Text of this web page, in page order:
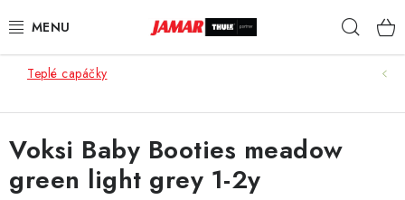
na
STŘEŠNÍ NOSIČE
STŘEŠNÍ BOXY
Teplé capáčky
Voksi Baby Booties meadow
green light grey 1-2y